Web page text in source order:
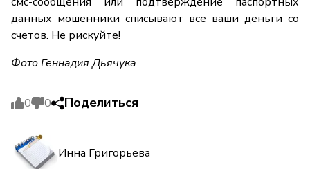
данных мошенники списывают все ваши деньги со
счетов. Не рискуйте!
Фото Геннадия Дьячука
0 0 Поделиться
Инна Григорьева